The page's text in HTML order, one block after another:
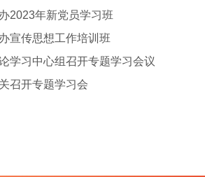
2023年新党员学习班
宣传思想工作培训班
学习中心组召开专题学习会议
召开专题学习会